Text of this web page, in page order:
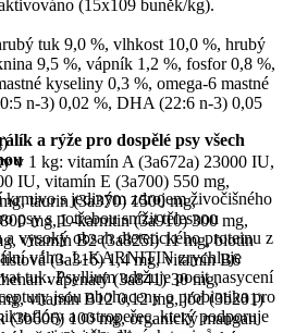
(15x109 buněk/kg).
tuk 9,0 %, vlhkost 10,0 %, hrubý
9,5 %, vápník 1,2 %, fosfor 0,8 %,
kyseliny 0,3 %, omega-6 mastné
n-3) 0,02 %, DHA (22:6 n-3) 0,05
v 1 kg: vitamín A (3a672a) 23000 IU,
IU, vitamín E (3a700) 550 mg,
taurin (3a370) 1500 mg,
mg, L-karnitin (3a910) 300 mg,
vitamín B2 (3a825i) 11 mg, biotin
(3a316) 1,4 mg, vitamín B6
vápenatý (3a841) 30 mg,
vitamín B12 0,12 mg, jód (3b201)
(3b606) 100 mg, organický mangan
a rýže pro dospělé psy všech
krmivo s jediným zdrojem živočišného
psy s potřebou snížit tělesnou
vysoký obsah dietetického proteinu z
váhu. L-KARNITIN zrychluje
tuk. Psyllium udržuje pocit nasycení
jsou obohaceny o probiotika pro
a ostropeřec, který podporuje